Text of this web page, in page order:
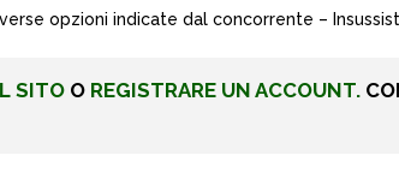
opzioni indicate dal concorrente –
SITO O REGISTRARE UN ACCOUNT.